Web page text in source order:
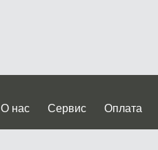
О нас Сервис Оплата